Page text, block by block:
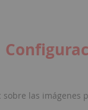
sobre las imágenes